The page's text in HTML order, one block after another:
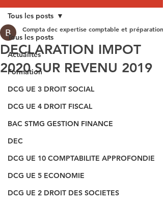
Tous les posts
Actualités
Formation
DCG UE 3 DROIT SOCIAL
DCG UE 4 DROIT FISCAL
BAC STMG GESTION FINANCE
DEC
DCG UE 10 COMPTABILITE APPROFONDIE
DCG UE 5 ECONOMIE
DCG UE 2 DROIT DES SOCIETES
Tous les posts
DECLARATION IMPOT
2020 SUR REVENU 2019
Compta dec expertise comptable et préparation